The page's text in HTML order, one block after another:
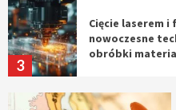
3
Cięcie laserem i
nowoczesne
obróbki